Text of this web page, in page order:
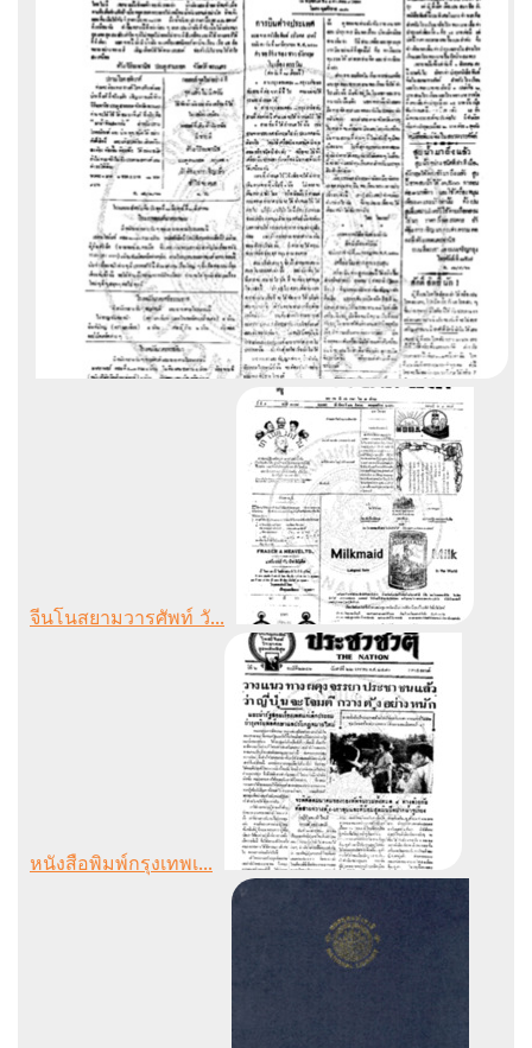
จีนโนสยามวารศัพท์ วั...
หนังสือพิมพ์กรุงเทพเ...